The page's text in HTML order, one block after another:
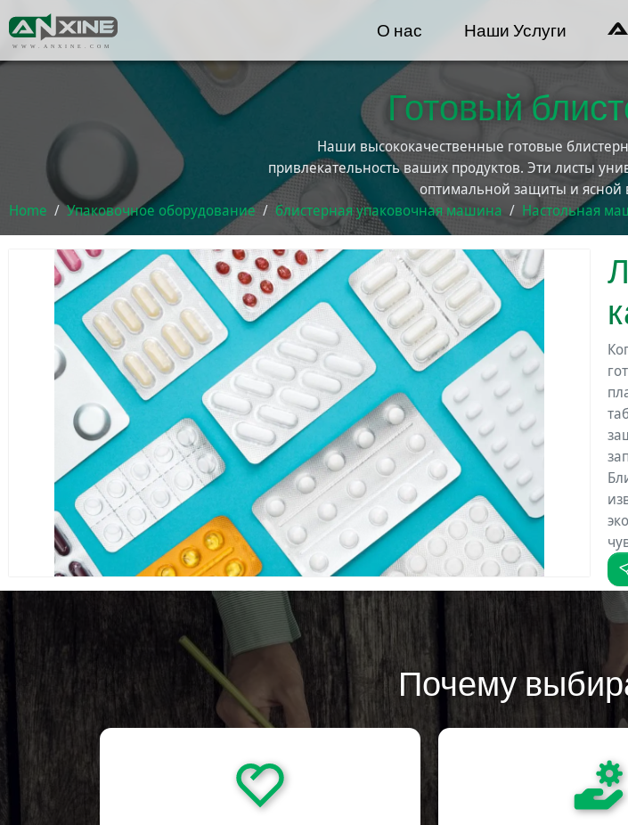
WWW.ANXINE.COM
О нас Наши Услуги
Готовый
Наши высококачественные готовые
привлекательность ваших продуктов. Эти листы
оптимальной защиты и ясной
Home
Упаковочное оборудование блистерная упаковочная машина Настольная
Почему